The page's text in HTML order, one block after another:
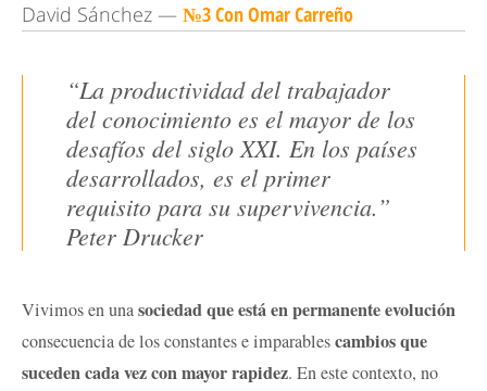
David Sánchez — №3 Con Omar Carreño
“La productividad del trabajador
del conocimiento es el mayor de los
desafíos del siglo XXI. En los países
desarrollados, es el primer
requisito para su supervivencia.”
Peter Drucker
Vivimos en unasociedad que está en permanente evolución
consecuencia de los constantes e imparablescambios que
suceden cada vez con mayor rapidez. En este contexto, no